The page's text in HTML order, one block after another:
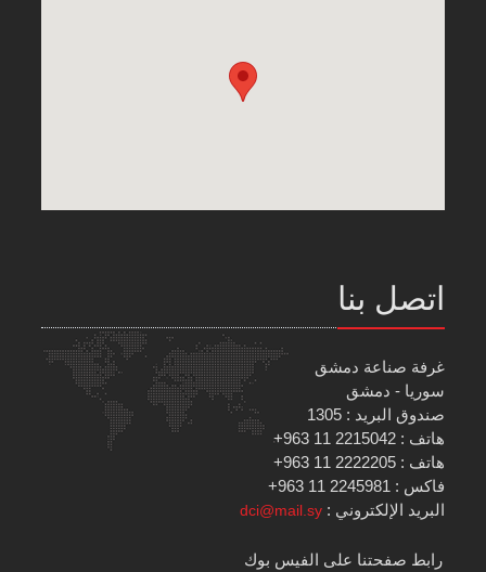
اتصل بنا
غرفة صناعة دمشق
سوريا - دمشق
صندوق البريد : 1305
هاتف : 2215042 11 963+
هاتف : 2222205 11 963+
فاكس : 2245981 11 963+
البريد الإلكتروني :dci@mail.sy
رابط صفحتنا على الفيس بوك